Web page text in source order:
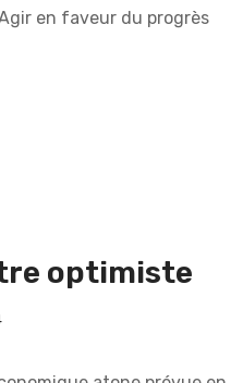
en faveur du progrès
optimiste